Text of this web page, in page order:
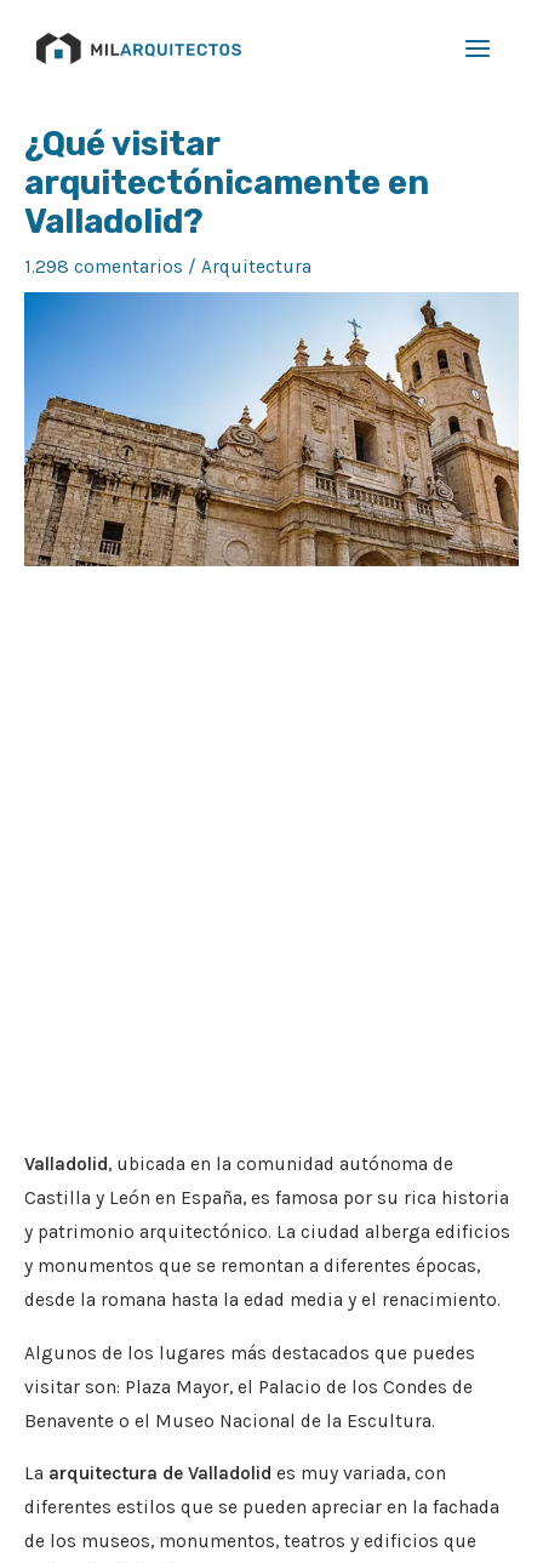
¿Qué visitar
arquitectónicamente en
Valladolid?
1.298 comentarios / Arquitectura
Valladolid, ubicada en la comunidad autónoma de
Castilla y León en España, es famosa por su rica historia
y patrimonio arquitectónico. La ciudad alberga edificios
y monumentos que se remontan a diferentes épocas,
desde la romana hasta la edad media y el renacimiento.
Algunos de los lugares más destacados que puedes
visitar son: Plaza Mayor, el Palacio de los Condes de
Benavente o el Museo Nacional de la Escultura.
La arquitectura de Valladolid es muy variada, con
diferentes estilos que se pueden apreciar en la fachada
de los museos, monumentos, teatros y edificios que
de
entradas